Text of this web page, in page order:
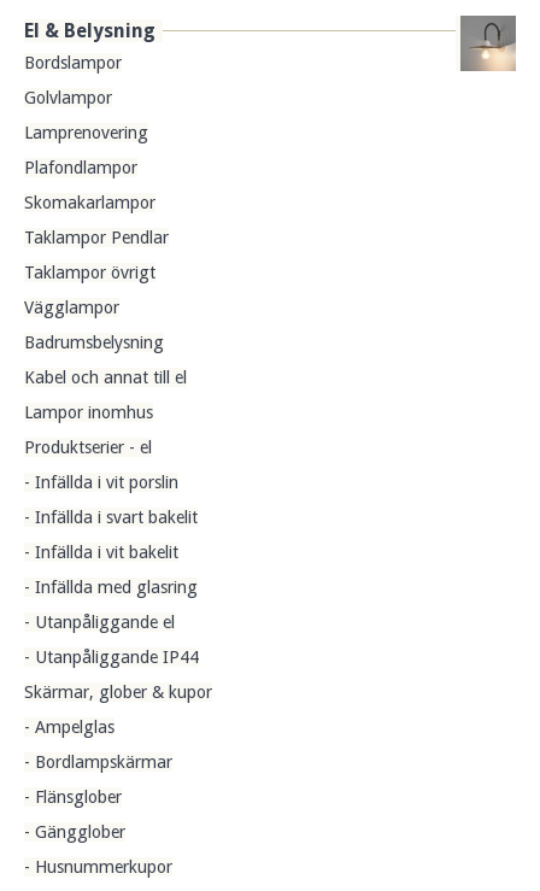
El & Belysning
Bordslampor
Golvlampor
Lamprenovering
Plafondlampor
Skomakarlampor
Taklampor Pendlar
Taklampor övrigt
Vägglampor
Badrumsbelysning
Kabel och annat till el
Lampor inomhus
Produktserier - el
- Infällda i vit porslin
- Infällda i svart bakelit
- Infällda i vit bakelit
- Infällda med glasring
- Utanpåliggande el
- Utanpåliggande IP44
Skärmar, glober & kupor
- Ampelglas
- Bordlampskärmar
- Flänsglober
- Gängglober
- Husnummerkupor